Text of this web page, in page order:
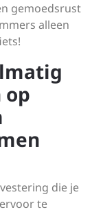
gemoedsrust
alleen
op
die je
te